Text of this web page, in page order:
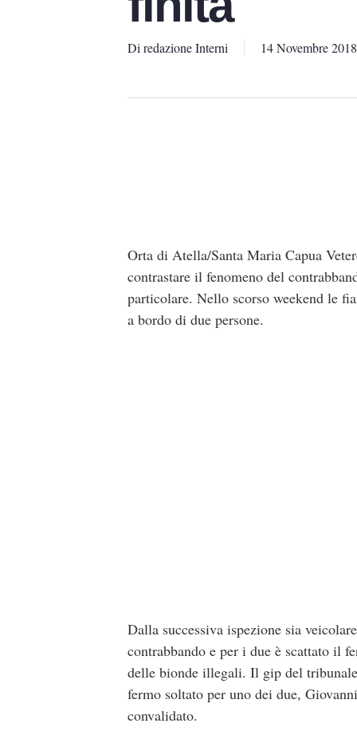
Di redazione Interni 14 Novembre 2018
Orta di Atella/Santa Maria Capua
contrastare il fenomeno del
particolare. Nello scorso weekend le
a bordo di due persone.
Dalla successiva ispezione sia
contrabbando e per i due è scattato il
delle bionde illegali. Il gip del
fermo soltato per uno dei due,
convalidato.